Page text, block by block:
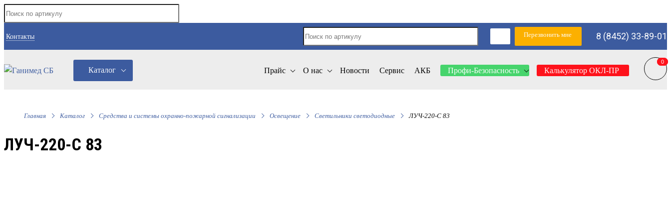
Контакты Перезвонить мне 8 (8452) 33-89-01
0
0
Прайс О нас Новости Сервис АКБ Профи-Безопасность Калькулятор ОКЛ-ПР
Каталог
Главная Каталог Средства и системы охранно-пожарной сигнализации Освещение Светильники светодиодные ЛУЧ-220-С 83
ЛУЧ-220-С 83